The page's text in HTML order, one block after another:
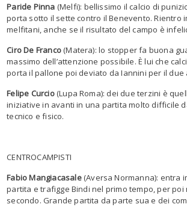
Paride Pinna (Melfi): bellissimo il calcio di
porta sotto il sette contro il Benevento. Rientro
melfitani, anche se il risultato del campo è
Ciro De Franco(Matera): lo stopper fa buona
massimo dell’attenzione possibile. È lui che
porta il pallone poi deviato da Iannini per il due
Felipe Curcio (Lupa Roma): dei due terzini è
iniziative in avanti in una partita molto difficile
tecnico e fisico.
CENTROCAMPISTI
Fabio Mangiacasale (Aversa Normanna): entra
partita e trafigge Bindi nel primo tempo, per poi
secondo. Grande partita da parte sua e dei